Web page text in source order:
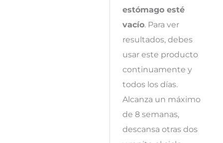
estómago esté
vacío. Para ver
resultados, debes
usar este producto
continuamente y
todos los días.
Alcanza un máximo
de 8 semanas,
descansa otras dos